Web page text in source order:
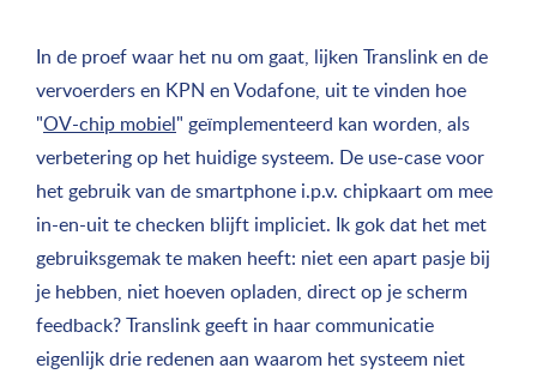
In de proef waar het nu om gaat, lijken Translink en de
vervoerders en KPN en Vodafone, uit te vinden hoe
"OV-chip mobiel" geïmplementeerd kan worden, als
verbetering op het huidige systeem. De use-case voor
het gebruik van de smartphone i.p.v. chipkaart om mee
in-en-uit te checken blijft impliciet. Ik gok dat het met
gebruiksgemak te maken heeft: niet een apart pasje bij
je hebben, niet hoeven opladen, direct op je scherm
feedback? Translink geeft in haar communicatie
eigenlijk drie redenen aan waarom het systeem niet